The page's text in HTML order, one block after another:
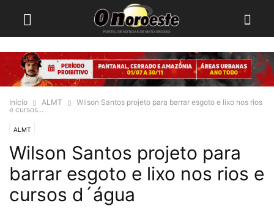
Início ALMT
Wilson Santos projeto para barrar esgoto e lixo nos rios
e cursos...
ALMT
Wilson Santos projeto para
barrar esgoto e lixo nos rios e
cursos d´água